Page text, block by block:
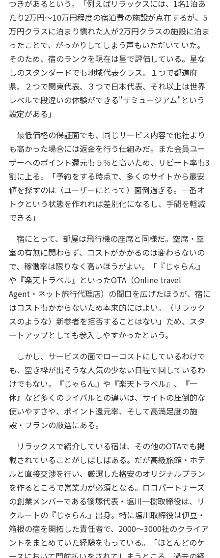
つきがあるという。「例えばリラックスには、1名1泊あ
たり2万円～10万円程度の宿泊費の施設が点在するが、5
万円クラスに泊まり慣れた人が2万円クラスの施設に泊ま
ったことで、がっかりしてしまう声もいただいていた。
そのため、宿のランクを現在は星で評価している。星な
しのスタンダードでも地域代表クラス。１つで都道府
県、２つで関東代表、３つで日本代表、それ以上は世界
レベルで段違いの体験ができる"ザミュージアム"という
設定がある」
最低価格の保証面でも、同じサービス内容で他社より
も高かった場合には返金を行う仕組みだ。また会員ユー
ザーへのポイント還元も５％と高いため、リピート率も3
割に上る。「予約をする時点で、多くのサイトから最安
値を探すのは（ユーザーにとって）面倒過ぎる。一番オ
トクという状態を作れれば差別化になるし、手間を軽減
できる」
宿にとって、部屋は飛行機の座席と同様だ。空席・空
室の有無に関わらず、コストがかかるのは変わらないの
で、稼働率は限りなく高いほうがよい。「『じゃらん』
や『楽天トラベル』といったOTA（Online travel
Agent・ネット旅行代理店）の間口を広げたほうが、宿に
はコストもかからないため本来的にはよい。（リラック
スのような）新参者を拒否することはない」ため、スタ
ートアップとしても参入しやすかったという。
しかし、サービスの面でローコストにしているわけで
も、空き枠が出そうな人気の少ない日程で回しているわ
けでもない。『じゃらん』や『楽天トラベル』、『一
休』など多くのライバルとの違いは、サイトの圧倒的な
使いやすさや、ポイント還元率、そして高満足度の施
設・プランの厳選にある。
リラックスで紹介している宿は、その他のOTAでも掲
載されていることがしばしばある。だが高級旅館・ホテ
ルと直接交渉を行い、厳選した格安のオリジナルプラン
を作るところで営業力が必須となる。ロコパートナーズ
の創業メンバーである篠塚代表・塩川一樹取締役は、リ
クルートの『じゃらん』出身。特に塩川取締役は伊豆・
箱根の宿を開拓した責任者で、2000～3000社のクライア
ントをまとめていた経験をもっている。「ほとんどのケ